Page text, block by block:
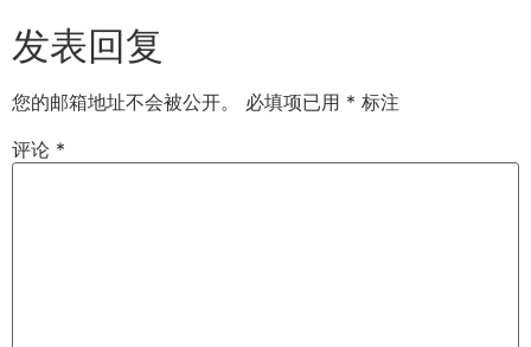
发表回复
您的邮箱地址不会被公开。 必填项已用 * 标注
评论 *